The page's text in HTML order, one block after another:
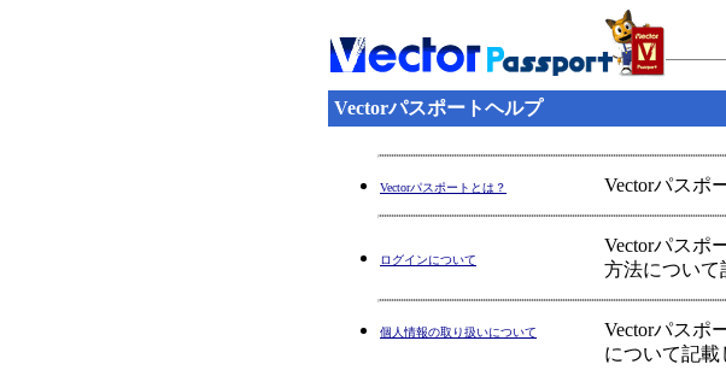
Vectorパスポートヘルプ
Vectorパスポートとは？ Vectorパスポ
ログインについて
Vectorパスポ
方法について
個人情報の取り扱いについて
Vectorパスポ
について記載